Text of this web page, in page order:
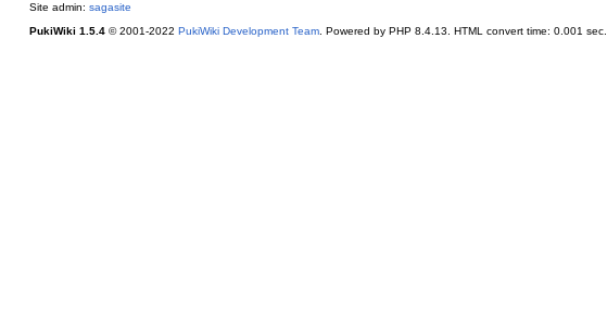
Site admin: sagasite
PukiWiki 1.5.4© 2001-2022 PukiWiki Development Team. Powered by PHP 8.4.13. HTML convert time: 0.001 sec.